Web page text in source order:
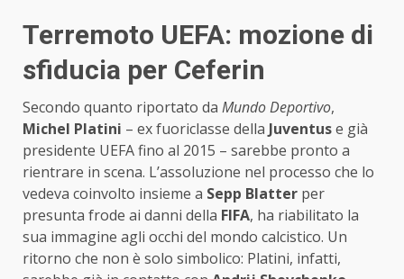
Terremoto UEFA: mozione di
sfiducia per Ceferin
Secondo quanto riportato da Mundo Deportivo,
Michel Platini – ex fuoriclasse della Juventuse già
presidente UEFA fino al 2015 – sarebbe pronto a
rientrare in scena. L’assoluzione nel processo che lo
vedeva coinvolto insieme a Sepp Blatter per
presunta frode ai danni della FIFA, ha riabilitato la
sua immagine agli occhi del mondo calcistico. Un
ritorno che non è solo simbolico: Platini, infatti,